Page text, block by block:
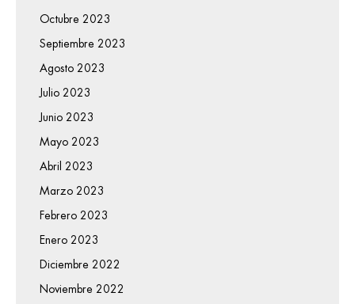
Octubre 2023
Septiembre 2023
Agosto 2023
Julio 2023
Junio 2023
Mayo 2023
Abril 2023
Marzo 2023
Febrero 2023
Enero 2023
Diciembre 2022
Noviembre 2022